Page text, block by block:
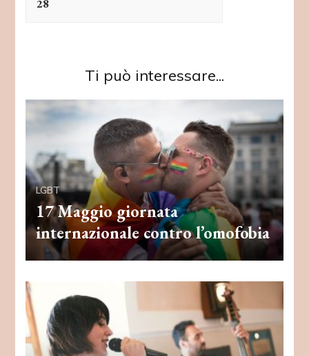
28
Ti può interessare...
LGBT
17 Maggio giornata
internazionale contro l’omofobia